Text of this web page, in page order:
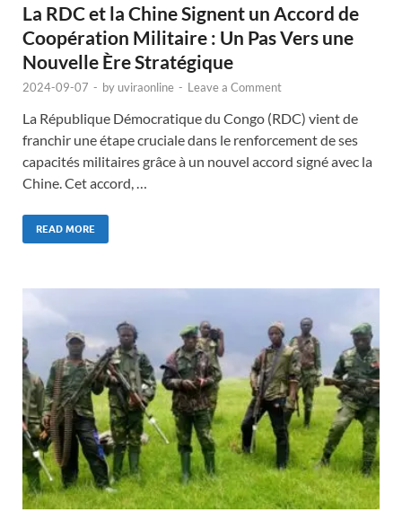
La RDC et la Chine Signent un Accord de
Coopération Militaire : Un Pas Vers une
Nouvelle Ère Stratégique
2024-09-07 - byuviraonline - Leave a Comment
La République Démocratique du Congo (RDC) vient de
franchir une étape cruciale dans le renforcement de ses
capacités militaires grâce à un nouvel accord signé avec la
Chine. Cet accord, …
READ MORE